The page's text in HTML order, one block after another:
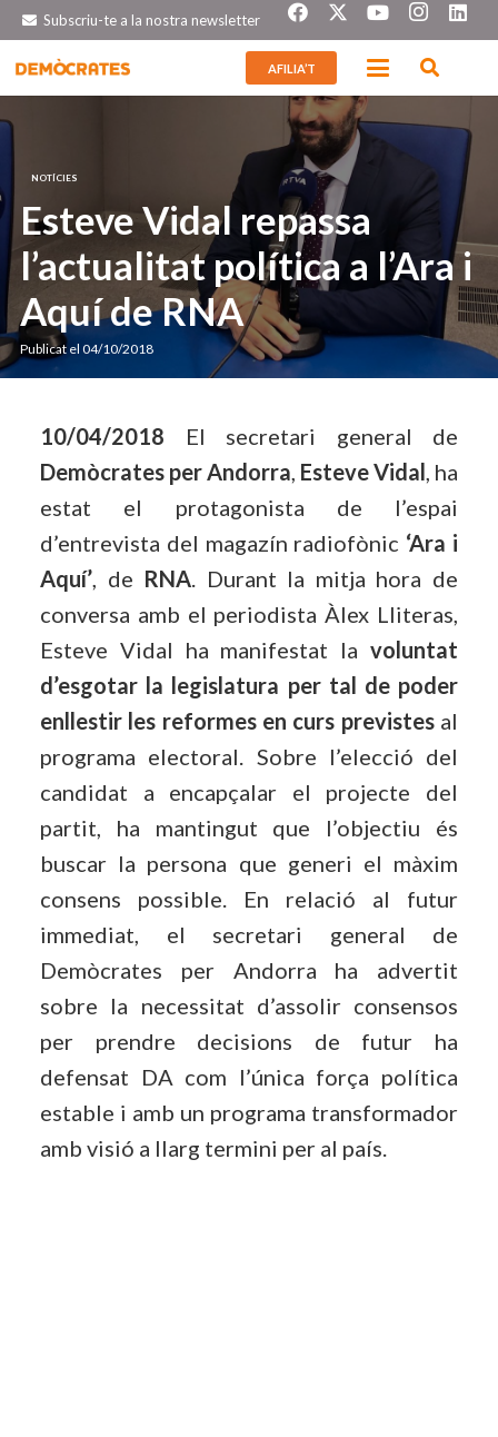
Subscriu-te a la nostra newsletter
AFILIA’T
NOTÍCIES
Esteve Vidal repassa
l’actualitat política a l’Ara i
Aquí de RNA
Publicat el 04/10/2018
10/04/2018
El secretari general de
Demòcrates per Andorra Esteve Vidal , ha
estat el protagonista de l’espai
d’entrevista del magazín radiofònic ‘Ara i
Aquí’ , de RNA . Durant la mitja hora de
conversa amb el periodista Àlex Lliteras,
Esteve Vidal ha manifestat la voluntat
d’esgotar la legislatura per tal de poder
enllestir les reformes en curs previstesal
programa electoral. Sobre l’elecció del
candidat a encapçalar el projecte del
partit, ha mantingut que l’objectiu és
buscar la persona que generi el màxim
consens possible. En relació al futur
immediat, el secretari general de
Demòcrates per Andorra ha advertit
sobre la necessitat d’assolir consensos
per prendre decisions de futur ha
defensat DA com l’única força política
estable i amb un programa transformador
amb visió a llarg termini per al país.